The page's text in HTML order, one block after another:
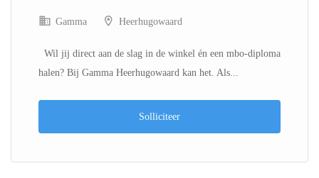
Gamma Heerhugowaard
Wil jij direct aan de slag in de winkel én een mbo-diploma
halen? Bij Gamma Heerhugowaard kan het. Als...
Solliciteer